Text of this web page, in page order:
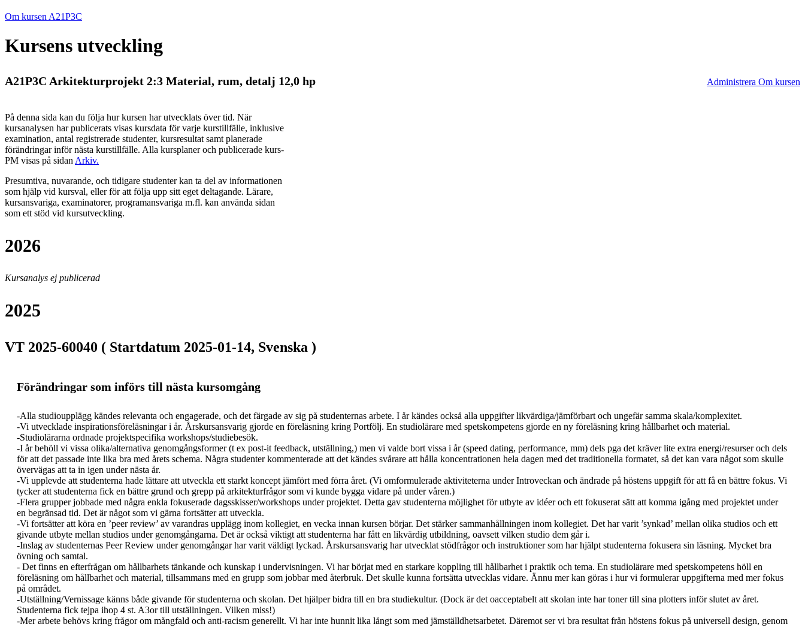
Om kursen A21P3C
Kursens utveckling
A21P3C Arkitekturprojekt 2:3 Material, rum, detalj 12,0 hp Administrera Om kursen
På denna sida kan du följa hur kursen har utvecklats över tid. När
kursanalysen har publicerats visas kursdata för varje kurstillfälle, inklusive
examination, antal registrerade studenter, kursresultat samt planerade
förändringar inför nästa kurstillfälle. Alla kursplaner och publicerade kurs-
PM visas på sidan Arkiv.
Presumtiva, nuvarande, och tidigare studenter kan ta del av informationen
som hjälp vid kursval, eller för att följa upp sitt eget deltagande. Lärare,
kursansvariga, examinatorer, programansvariga m.fl. kan använda sidan
som ett stöd vid kursutveckling.
2026
Kursanalys ej publicerad
2025
VT 2025-60040 ( Startdatum 2025-01-14, Svenska )
Förändringar som införs till nästa kursomgång
-Alla studioupplägg kändes relevanta och engagerade, och det färgade av sig på studenternas arbete. I år kändes också alla uppgifter likvärdiga/jämförbart och ungefär samma skala/komplexitet.
-Vi utvecklade inspirationsföreläsningar i år. Årskursansvarig gjorde en föreläsning kring Portfölj. En studiolärare med spetskompetens gjorde en ny föreläsning kring hållbarhet och material.
-Studiolärarna ordnade projektspecifika workshops/studiebesök.
-I år behöll vi vissa olika/alternativa genomgångsformer (t ex post-it feedback, utställning,) men vi valde bort vissa i år (speed dating, performance, mm) dels pga det kräver lite extra energi/resurser och dels
för att det passade inte lika bra med årets schema. Några studenter kommenterade att det kändes svårare att hålla koncentrationen hela dagen med det traditionella formatet, så det kan vara något som skulle
övervägas att ta in igen under nästa år.
-Vi upplevde att studenterna hade lättare att utveckla ett starkt koncept jämfört med förra året. (Vi omformulerade aktiviteterna under Introveckan och ändrade på höstens uppgift för att få en bättre fokus. Vi
tycker att studenterna fick en bättre grund och grepp på arkitekturfrågor som vi kunde bygga vidare på under våren.)
-Flera grupper jobbade med några enkla fokuserade dagsskisser/workshops under projektet. Detta gav studenterna möjlighet för utbyte av idéer och ett fokuserat sätt att komma igång med projektet under
en begränsad tid. Det är något som vi gärna fortsätter att utveckla.
-Vi fortsätter att köra en ’peer review’ av varandras upplägg inom kollegiet, en vecka innan kursen börjar. Det stärker sammanhållningen inom kollegiet. Det har varit ’synkad’ mellan olika studios och ett
givande utbyte mellan studios under genomgångarna. Det är också viktigt att studenterna har fått en likvärdig utbildning, oavsett vilken studio dem går i.
-Inslag av studenternas Peer Review under genomgångar har varit väldigt lyckad. Årskursansvarig har utvecklat stödfrågor och instruktioner som har hjälpt studenterna fokusera sin läsning. Mycket bra
övning och samtal.
- Det finns en efterfrågan om hållbarhets tänkande och kunskap i undervisningen. Vi har börjat med en starkare koppling till hållbarhet i praktik och tema. En studiolärare med spetskompetens höll en
föreläsning om hållbarhet och material, tillsammans med en grupp som jobbar med återbruk. Det skulle kunna fortsätta utvecklas vidare. Ännu mer kan göras i hur vi formulerar uppgifterna med mer fokus
på området.
-Utställning/Vernissage känns både givande för studenterna och skolan. Det hjälper bidra till en bra studiekultur. (Dock är det oacceptabelt att skolan inte har toner till sina plotters inför slutet av året.
Studenterna fick tejpa ihop 4 st. A3or till utställningen. Vilken miss!)
-Mer arbete behövs kring frågor om mångfald och anti-racism generellt. Vi har inte hunnit lika långt som med jämställdhetsarbetet. Däremot ser vi bra resultat från höstens fokus på universell design, genom